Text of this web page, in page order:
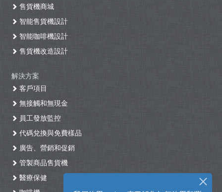
售貨機商城
智能售貨機設計
智能咖啡機設計
售貨機改造設計
解決方案
客戶項目
無接觸和無現金
員工發放監控
代碼兌換與免費樣品
廣告、營銷和促銷
管製商品售貨機
醫療保健